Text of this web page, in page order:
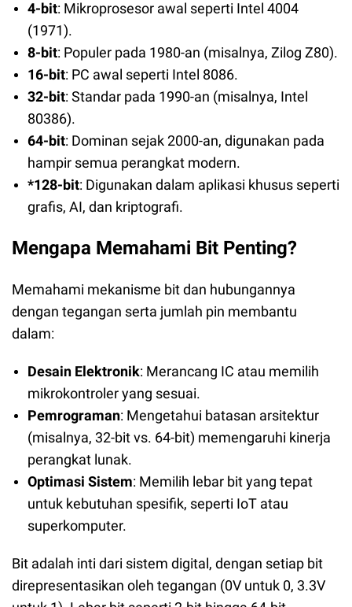
4-bit: Mikroprosesor awal seperti Intel 4004
(1971).
8-bit: Populer pada 1980-an (misalnya, Zilog Z80).
16-bit: PC awal seperti Intel 8086.
32-bit: Standar pada 1990-an (misalnya, Intel
80386).
64-bit: Dominan sejak 2000-an, digunakan pada
hampir semua perangkat modern.
*128-bit: Digunakan dalam aplikasi khusus seperti
grafis, AI, dan kriptografi.
Mengapa Memahami Bit Penting?
Memahami mekanisme bit dan hubungannya
dengan tegangan serta jumlah pin membantu
dalam:
Desain Elektronik: Merancang IC atau memilih
mikrokontroler yang sesuai.
Pemrograman: Mengetahui batasan arsitektur
(misalnya, 32-bit vs. 64-bit) memengaruhi kinerja
perangkat lunak.
Optimasi Sistem: Memilih lebar bit yang tepat
untuk kebutuhan spesifik, seperti IoT atau
superkomputer.
Bit adalah inti dari sistem digital, dengan setiap bit
direpresentasikan oleh tegangan (0V untuk 0, 3.3V